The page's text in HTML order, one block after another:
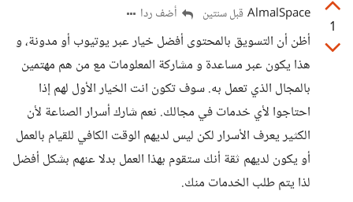
1
AlmalSpace قبل سنتين أضف ردا
أظن أن التسويق بالمحتوى أفضل خيار عبر يوتيوب أو مدونة، و
هذا يكون عبر مساعدة و مشاركة المعلومات مع من هم مهتمين
بالمجال الذي تعمل به. سوف تكون انت الخيار الأول لهم إذا
احتاجوا لأي خدمات في مجالك. نعم شارك أسرار الصناعة لأن
الكثير يعرف الأسرار لكن ليس لديهم الوقت الكافي للقيام بالعمل
أو يكون لديهم ثقة أنك ستقوم بهذا العمل بدلا عنهم بشكل أفضل
لذا يتم طلب الخدمات منك.